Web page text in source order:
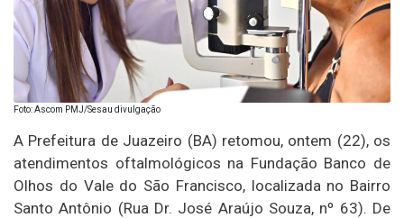
Foto: Ascom PMJ/Sesau divulgação
A Prefeitura de Juazeiro (BA) retomou, ontem (22), os
atendimentos oftalmológicos na Fundação Banco de
Olhos do Vale do São Francisco, localizada no Bairro
Santo Antônio (Rua Dr. José Araújo Souza, nº 63). De